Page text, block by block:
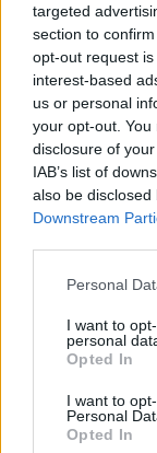
targeted
section to
opt-out request
interest-based
us or personal
your opt-out.
disclosure of
IAB’s list of
also be
Downstream
Personal
I want to
personal
Opted In
I want to
Personal
Opted In
skyldighete...
Börja
Starta din
Eller logga in